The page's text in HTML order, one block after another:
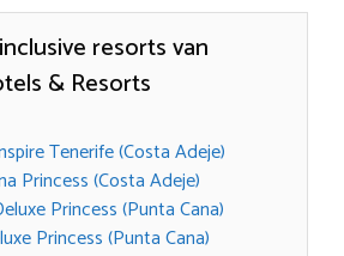
resorts van
& Resorts
Tenerife (Costa Adeje)
Princess (Costa Adeje)
Princess (Punta Cana)
Princess (Punta Cana)